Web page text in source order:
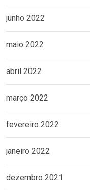
junho 2022
maio 2022
abril 2022
março 2022
fevereiro 2022
janeiro 2022
dezembro 2021